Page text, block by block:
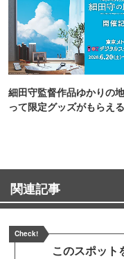
細田守監督作品ゆかりの
って限定グッズがもらえ
関連記事
Check!
このスポット